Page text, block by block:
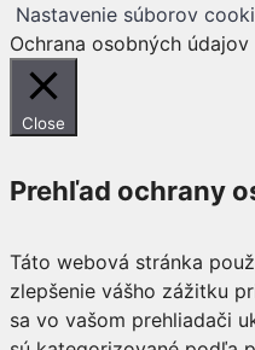
Nastavenie súborov
Ochrana osobných údajov
Close
Prehľad ochrany
Táto webová stránka
zlepšenie vášho zážitku
sa vo vašom prehliadači